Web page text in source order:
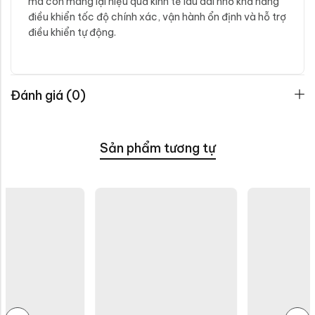
điều khiển tốc độ chính xác, vận hành ổn định và hỗ trợ
điều khiển tự động.
Đánh giá (0)
Sản phẩm tương tự